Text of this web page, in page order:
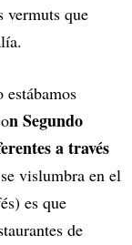
vermuts que
n Segundo
a través
vislumbra en el
es que
de